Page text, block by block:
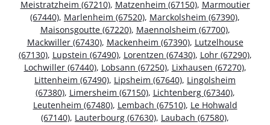
Meistratzheim (67210), Matzenheim (67150), Marmoutier
(67440), Marlenheim (67520), Marckolsheim (67390),
Maisonsgoutte (67220), Maennolsheim (67700),
Mackwiller (67430), Mackenheim (67390), Lutzelhouse
(67130), Lupstein (67490), Lorentzen (67430), Lohr (67290),
Lochwiller (67440), Lobsann (67250), Lixhausen (67270),
Littenheim (67490), Lipsheim (67640), Lingolsheim
(67380), Limersheim (67150), Lichtenberg (67340),
Leutenheim (67480), Lembach (67510), Le Hohwald
(67140), Lauterbourg (67630), Laubach (67580),